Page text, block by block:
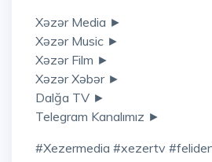
Xəzər Media ►
Xəzər Music ►
Xəzər Film ►
Xəzər Xəbər ►
Dalğa TV ►
Telegram Kanalımız ►
#xezermedia #xezertv